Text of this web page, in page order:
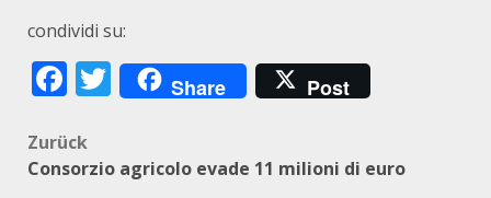
condividi su:
Facebook
Twitter
Share Post
Beitragsnavigation
Zurück
Consorzio agricolo evade 11 milioni di euro